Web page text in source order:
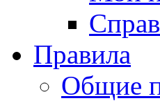
Правила
Общие